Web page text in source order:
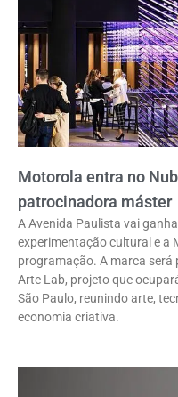
Motorola entra no
patrocinadora máster
A Avenida Paulista vai
experimentação cultural e a
programação. A marca
Arte Lab, projeto que
São Paulo, reunindo arte,
economia criativa.